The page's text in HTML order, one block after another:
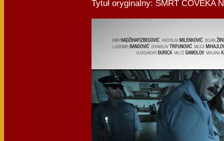
Tytuł oryginalny: SMRT ČOVEKA